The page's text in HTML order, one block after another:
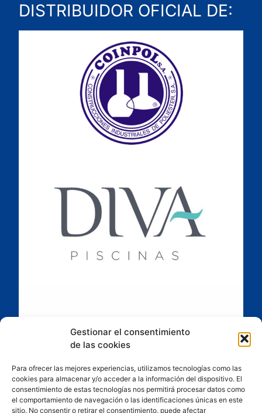
Gestionar el consentimiento
de las cookies
Para ofrecer las mejores experiencias, utilizamos tecnologías como las
cookies para almacenar y/o acceder a la información del dispositivo. El
consentimiento de estas tecnologías nos permitirá procesar datos como
el comportamiento de navegación o las identificaciones únicas en este
sitio. No consentir o retirar el consentimiento, puede afectar
DISTRIBUIDOR OFICIAL DE: